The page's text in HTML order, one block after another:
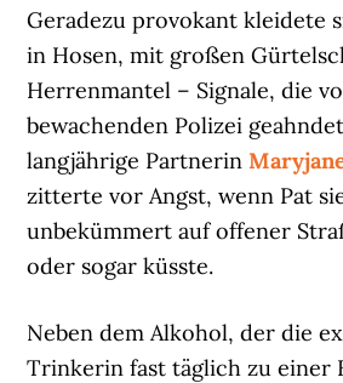
Geradezu provokant kleidete
in Hosen, mit großen
Herrenmantel – Signale, die
bewachenden Polizei
langjährige Partnerin
zitterte vor Angst, wenn Pat
unbekümmert auf offener
oder sogar küsste.
Neben dem Alkohol, der die
Trinkerin fast täglich zu einer